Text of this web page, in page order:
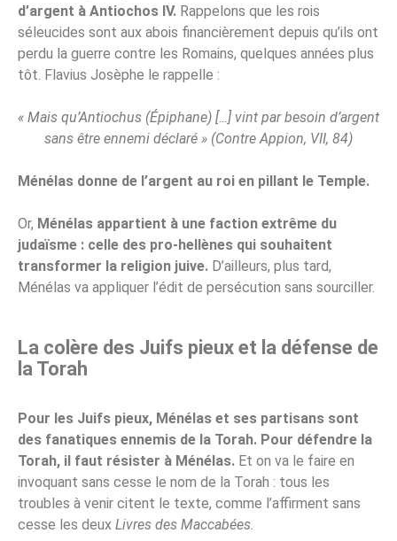
d’argent à Antiochos IV. Rappelons que les rois
séleucides sont aux abois financièrement depuis qu’ils ont
perdu la guerre contre les Romains, quelques années plus
tôt. Flavius Josèphe le rappelle :
« Mais qu’Antiochus (Épiphane) […] vint par besoin d’argent
sans être ennemi déclaré » (Contre Appion, VII, 84)
Ménélas donne de l’argent au roi en pillant le Temple.
Or, Ménélas appartient à une faction extrême du
judaïsme : celle des pro-hellènes qui souhaitent
transformer la religion juive. D’ailleurs, plus tard,
Ménélas va appliquer l’édit de persécution sans sourciller.
La colère des Juifs pieux et la défense de
la Torah
Pour les Juifs pieux, Ménélas et ses partisans sont
des fanatiques ennemis de la Torah. Pour défendre la
Torah, il faut résister à Ménélas. Et on va le faire en
invoquant sans cesse le nom de la Torah : tous les
troubles à venir citent le texte, comme l’affirment sans
cesse les deux Livres des Maccabées.